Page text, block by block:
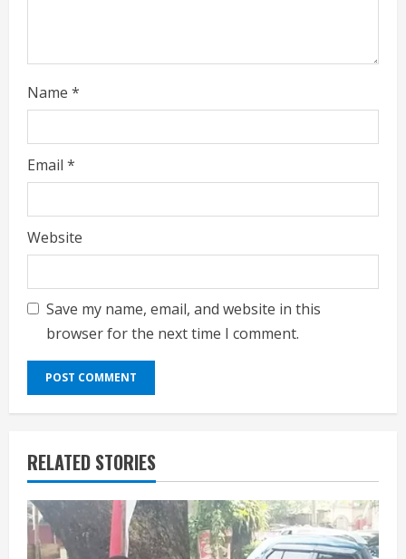
Name *
Email *
Website
Save my name, email, and website in this
browser for the next time I comment.
RELATED STORIES